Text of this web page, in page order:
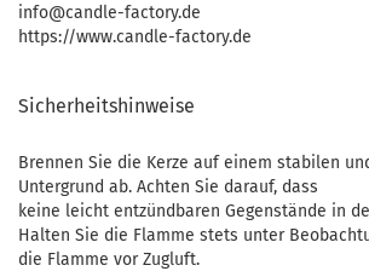
info@candle-factory.de
https://www.candle-factory.de
Sicherheitshinweise
Brennen Sie die Kerze auf einem stabilen
Untergrund ab. Achten Sie darauf, dass
keine leicht entzündbaren Gegenstände in
Halten Sie die Flamme stets unter
die Flamme vor Zugluft.